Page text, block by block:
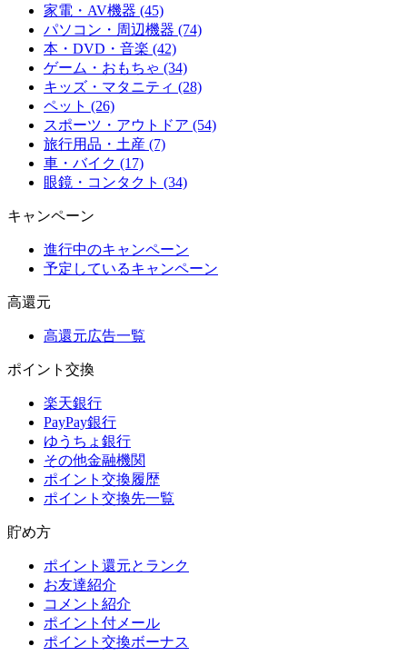
家電・AV機器 (45)
パソコン・周辺機器 (74)
本・DVD・音楽 (42)
ゲーム・おもちゃ (34)
キッズ・マタニティ (28)
ペット (26)
スポーツ・アウトドア (54)
旅行用品・土産 (7)
車・バイク (17)
眼鏡・コンタクト (34)
キャンペーン
進行中のキャンペーン
予定しているキャンペーン
高還元
高還元広告一覧
ポイント交換
楽天銀行
PayPay銀行
ゆうちょ銀行
その他金融機関
ポイント交換履歴
ポイント交換先一覧
貯め方
ポイント還元とランク
お友達紹介
コメント紹介
ポイント付メール
ポイント交換ボーナス